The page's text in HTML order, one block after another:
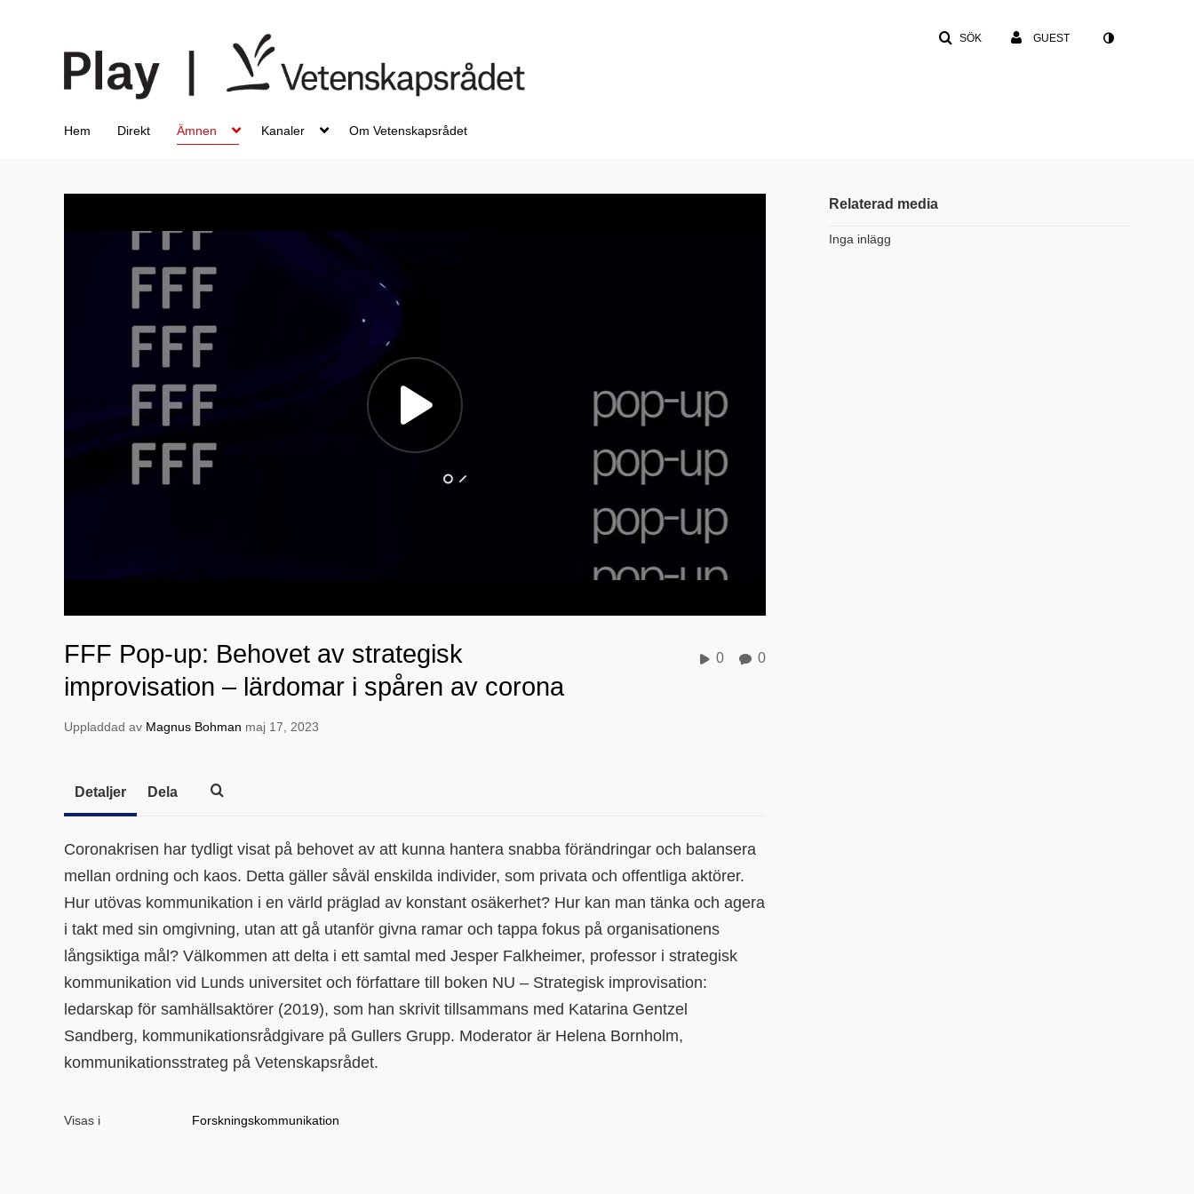
SÖK GUEST
Hem Direkt Ämnen Kanaler Om Vetenskapsrådet
FFF Pop-up: Behovet av strategisk
improvisation – lärdomar i spåren av corona
Uppladdad av Magnus Bohman maj 17, 2023
0 0
Relaterad media
Inga inlägg
Detaljer Dela
Coronakrisen har tydligt visat på behovet av att kunna hantera snabba förändringar och balansera
mellan ordning och kaos. Detta gäller såväl enskilda individer, som privata och offentliga aktörer.
Hur utövas kommunikation i en värld präglad av konstant osäkerhet? Hur kan man tänka och agera
i takt med sin omgivning, utan att gå utanför givna ramar och tappa fokus på organisationens
långsiktiga mål? Välkommen att delta i ett samtal med Jesper Falkheimer, professor i strategisk
kommunikation vid Lunds universitet och författare till boken NU – Strategisk improvisation:
ledarskap för samhällsaktörer (2019), som han skrivit tillsammans med Katarina Gentzel
Sandberg, kommunikationsrådgivare på Gullers Grupp. Moderator är Helena Bornholm,
kommunikationsstrateg på Vetenskapsrådet.
Visas i Forskningskommunikation